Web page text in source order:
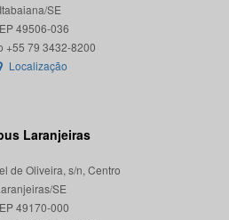
Itabaiana/SE
49506-036
Localização
Laranjeiras
de Oliveira, s/n, Centro
SE
49170-000